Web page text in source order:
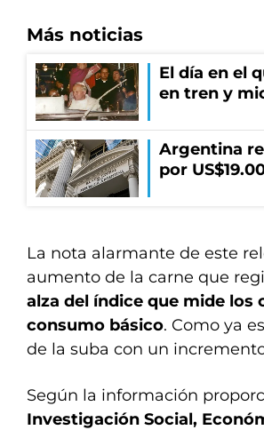
Más noticias
El día en el
en tren y
Argentina
por
La nota alarmante de este
aumento de la carne que
alza del índice que mide
consumo básico. Como ya
de la suba con un
Según la información
Investigación Social,